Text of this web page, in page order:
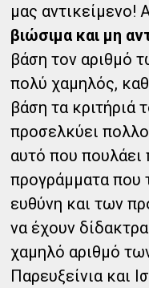
μας αντικείμενο!
βιώσιμα και μη
βάση τον αριθμό
πολύ χαμηλός,
βάση τα κριτήριά
προσελκύει
αυτό που πουλάει
προγράμματα που
ευθύνη και των
να έχουν
χαμηλό αριθμό
Παρευξείνια και